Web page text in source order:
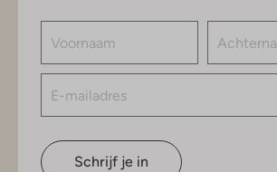
Schrijf je in